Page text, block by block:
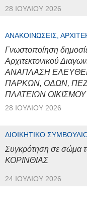
28 ΙΟΥΛΊΟΥ 2026
ΑΝΑΚΟΙΝΏΣΕΙΣ,
Γνωστοποίηση
Αρχιτεκτονικού
ΑΝΑΠΛΑΣΗ
ΠΑΡΚΩΝ, ΟΔΩΝ,
ΠΛΑΤΕΙΩΝ
28 ΙΟΥΛΊΟΥ 2026
ΔΙΟΙΚΗΤΙΚΌ
Συγκρότηση σε
ΚΟΡΙΝΘΙΑΣ
24 ΙΟΥΛΊΟΥ 2026